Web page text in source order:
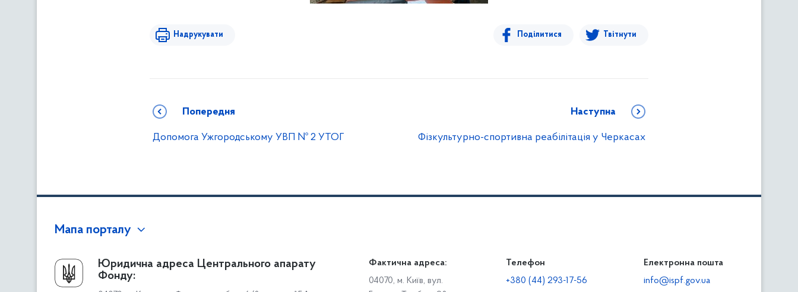
Надрукувати Поділитися Твітнути
Попередня
Допомога Ужгородському УВП № 2 УТОГ
Наступна
Фізкультурно-спортивна реабілітація у Черкасах
Мапа порталу
Про Фонд
Керівництво
Громадянам
Доступ до публічної інформації
Діяльність
Роботодавцям
Юридична адреса Центрального апарату
Фонду:
Фактична адреса:
04070, м. Київ, вул.
Телефон
+380 (44) 293-17-56
Електронна пошта
info@ispf.gov.ua